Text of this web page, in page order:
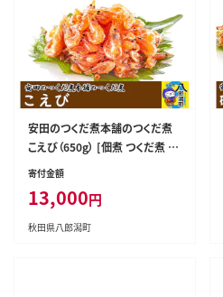
安田のつくだ煮本舗のつくだ煮
こえび（650g） [佃煮 つくだ煮 ご
飯のお供 ご飯のおとも]
寄付金額
13,000円
秋田県八郎潟町